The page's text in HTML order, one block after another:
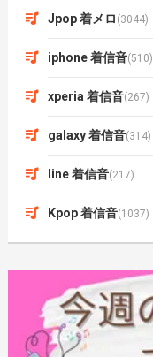
Jpop 着メロ (3044)
iphone 着信音(510)
xperia 着信音(267)
galaxy 着信音(314)
line 着信音(217)
Kpop 着信音(1037)